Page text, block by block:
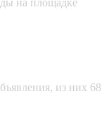
из них 68